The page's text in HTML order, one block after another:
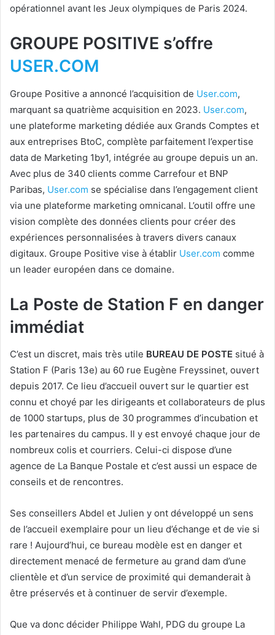
opérationnel avant les Jeux olympiques de Paris 2024.
GROUPE POSITIVE s’offre
USER.COM
Groupe Positive a annoncé l’acquisition de User.com,
marquant sa quatrième acquisition en 2023. User.com,
une plateforme marketing dédiée aux Grands Comptes et
aux entreprises BtoC, complète parfaitement l’expertise
data de Marketing 1by1, intégrée au groupe depuis un an.
Avec plus de 340 clients comme Carrefour et BNP
Paribas, User.com se spécialise dans l’engagement client
via une plateforme marketing omnicanal. L’outil offre une
vision complète des données clients pour créer des
expériences personnalisées à travers divers canaux
digitaux. Groupe Positive vise à établir User.com comme
un leader européen dans ce domaine.
La Poste de Station F en danger
immédiat
C’est un discret, mais très utile BUREAU DE POSTE situé à
Station F (Paris 13e) au 60 rue Eugène Freyssinet, ouvert
depuis 2017. Ce lieu d’accueil ouvert sur le quartier est
connu et choyé par les dirigeants et collaborateurs de plus
de 1000 startups, plus de 30 programmes d’incubation et
les partenaires du campus. Il y est envoyé chaque jour de
nombreux colis et courriers. Celui-ci dispose d’une
agence de La Banque Postale et c’est aussi un espace de
conseils et de rencontres.
Ses conseillers Abdel et Julien y ont développé un sens
de l’accueil exemplaire pour un lieu d’échange et de vie si
rare ! Aujourd’hui, ce bureau modèle est en danger et
directement menacé de fermeture au grand dam d’une
clientèle et d’un service de proximité qui demanderait à
être préservés et à continuer de servir d’exemple.
Que va donc décider Philippe Wahl, PDG du groupe La